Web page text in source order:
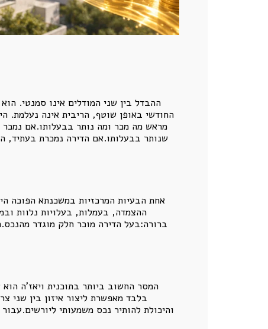
ההבדל בין שני המודלים אינו סמנטי.
החודשי באופן שוטף, הריבית אינה נעלמת.
מראש מה מכר ומה נותר בבעלותו.אם
שנותר בבעלותו.אם הדירה נמכרת בעתיד,
אחת הבעיות המרכזיות במשכנתא הפוכה
ההצמדה, בעמלות, בעלויות נלוות
ברורה:בעל הדירה מוכר חלק מוגדר
המסר החשוב ביותר בתוכנית ויאז'ה
בלבד מאפשרת ליצור איזון בין שני
והיכולת להותיר נכס משמעותי